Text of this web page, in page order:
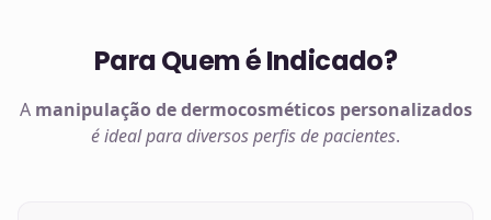
Para Quem é Indicado?
A manipulação dedermocosméticospersonalizados
é ideal para diversos perfis de pacientes.